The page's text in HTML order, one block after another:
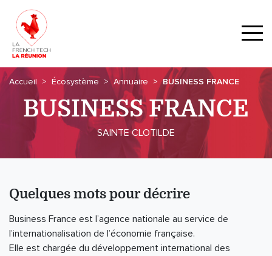
Accueil Écosystème Annuaire BUSINESS FRANCE
BUSINESS FRANCE
SAINTE CLOTILDE
Quelques mots pour décrire
Business France est l’agence nationale au service de
l’internationalisation de l’économie française.
Elle est chargée du développement international des